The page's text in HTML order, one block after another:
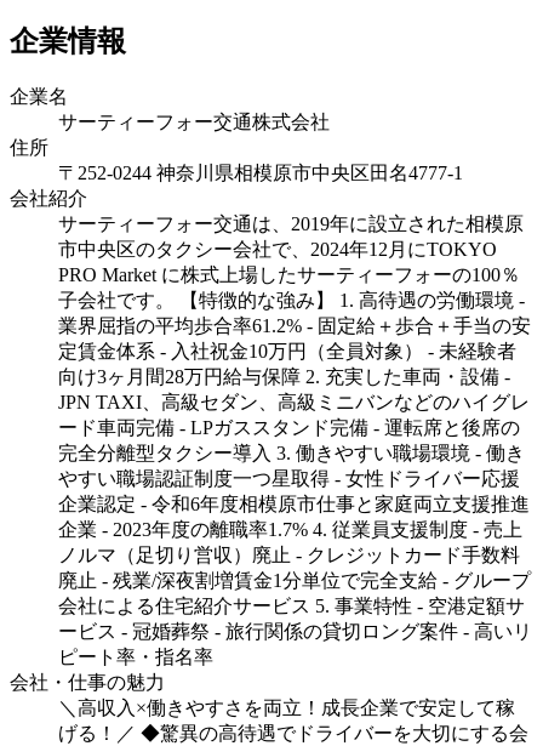
企業情報
企業名
サーティーフォー交通株式会社
住所
〒252-0244 神奈川県相模原市中央区田名4777-1
会社紹介
サーティーフォー交通は、2019年に設立された相模原
市中央区のタクシー会社で、2024年12月にTOKYO
PRO Market に株式上場したサーティーフォーの100％
子会社です。 【特徴的な強み】 1. 高待遇の労働環境 -
業界屈指の平均歩合率61.2% - 固定給＋歩合＋手当の安
定賃金体系 - 入社祝金10万円（全員対象） - 未経験者
向け3ヶ月間28万円給与保障 2. 充実した車両・設備 -
JPN TAXI、高級セダン、高級ミニバンなどのハイグレ
ード車両完備 - LPガススタンド完備 - 運転席と後席の
完全分離型タクシー導入 3. 働きやすい職場環境 - 働き
やすい職場認証制度一つ星取得 - 女性ドライバー応援
企業認定 - 令和6年度相模原市仕事と家庭両立支援推進
企業 - 2023年度の離職率1.7% 4. 従業員支援制度 - 売上
ノルマ（足切り営収）廃止 - クレジットカード手数料
廃止 - 残業/深夜割増賃金1分単位で完全支給 - グループ
会社による住宅紹介サービス 5. 事業特性 - 空港定額サ
ービス - 冠婚葬祭 - 旅行関係の貸切ロング案件 - 高いリ
ピート率・指名率
会社・仕事の魅力
＼高収入×働きやすさを両立！成長企業で安定して稼
げる！／ ◆驚異の高待遇でドライバーを大切にする会